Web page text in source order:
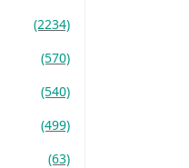
(2234)
(570)
(540)
(499)
(63)